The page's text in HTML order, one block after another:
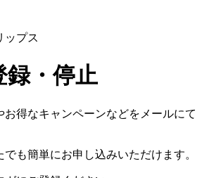
ップス
録・停止
お得なキャンペーンなどをメールにて
も簡単にお申し込みいただけます。